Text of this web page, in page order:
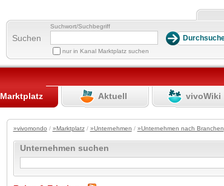
Suchen
Suchwort/Suchbegriff
nur in Kanal Marktplatz suchen
Marktplatz Aktuell vivoWiki
»vivomondo / »Marktplatz/ »Unternehmen / »Unternehmen nach Branchen
Unternehmen suchen